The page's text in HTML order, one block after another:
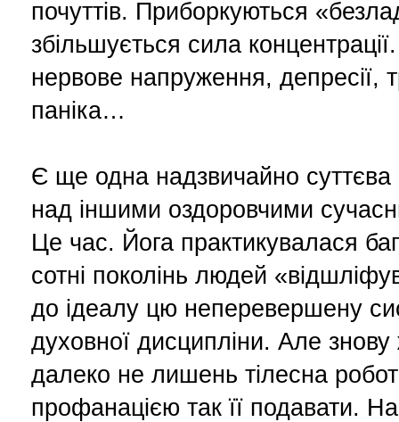
почуттів. Приборкуються
збільшується сила
нервове напруження, депресії,
паніка…
Є ще одна надзвичайно суттєва
над іншими оздоровчими
Це час. Йога практикувалася
сотні поколінь людей
до ідеалу цю неперевершену
духовної дисципліни. Але
далеко не лишень тілесна
профанацією так її подавати.